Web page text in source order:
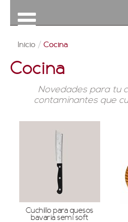
Inicio / Cocina
Cocina
Novedades para tu
contaminantes que
Cuchillo para quesos
bavaria semi soft